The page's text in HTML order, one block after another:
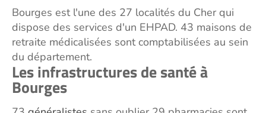
Bourges est l'une des 27 localités du Cher qui
dispose des services d'un EHPAD. 43 maisons de
retraite médicalisées sont comptabilisées au sein
du département.
Les infrastructures de santé à
Bourges